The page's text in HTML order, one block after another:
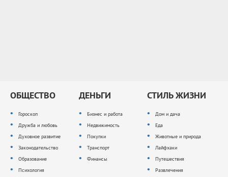
ОБЩЕСТВО
Гороскоп
Дружба и любовь
Духовное развитие
Законодательство
Образование
Психология
ДЕНЬГИ
Бизнес и работа
Недвижимость
Покупки
Транспорт
Финансы
СТИЛЬ ЖИЗНИ
Дом и дача
Еда
Животные и природа
Лайфхаки
Путешествия
Развлечения